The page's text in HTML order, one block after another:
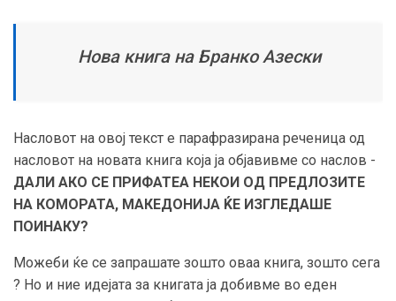
Нова книга на Бранко Азески
Насловот на овој текст е парафразирана реченица од
насловот на новата книга која ја објавивме со наслов -
ДАЛИ АКО СЕ ПРИФАТЕА НЕКОИ ОД ПРЕДЛОЗИТЕ
НА КОМОРАТА, МАКЕДОНИЈА ЌЕ ИЗГЛЕДАШЕ
ПОИНАКУ?
Можеби ќе се запрашате зошто оваа книга, зошто сега
? Но и ние идејата за книгата ја добивме во еден